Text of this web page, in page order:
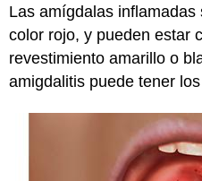
Las amígdalas
color rojo, y pueden estar
revestimiento amarillo o
amigdalitis puede tener